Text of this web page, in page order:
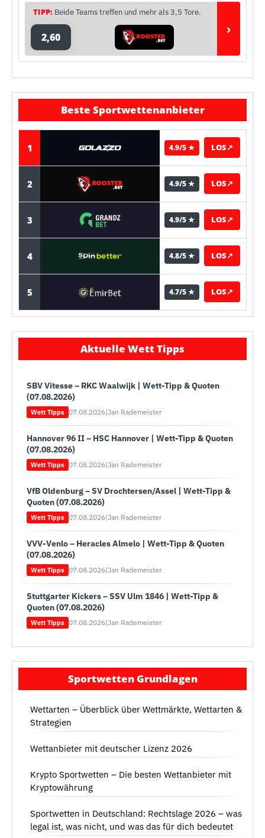
TIPP: Beide Teams treffen und mehr als 3,5 Tore.
2,60 ›
Beste Sportwettenanbieter
1 4.9/5 ★ LOS↗
2 4.9/5 ★ LOS↗
3 4.9/5 ★ LOS↗
4 4.8/5 ★ LOS↗
5 4.7/5 ★ LOS↗
Aktuelle Wett Tipps
SBV Vitesse – RKC Waalwijk | Wett-Tipp & Quoten
(07.08.2026)
Wett Tipps 07.08.2026|Jan Rademeister
Hannover 96 II – HSC Hannover | Wett-Tipp & Quoten
(07.08.2026)
Wett Tipps 07.08.2026|Jan Rademeister
VfB Oldenburg – SV Drochtersen/Assel | Wett-Tipp &
Quoten (07.08.2026)
Wett Tipps 07.08.2026|Jan Rademeister
VVV-Venlo – Heracles Almelo | Wett-Tipp & Quoten
(07.08.2026)
Wett Tipps 07.08.2026|Jan Rademeister
Stuttgarter Kickers – SSV Ulm 1846 | Wett-Tipp &
Quoten (07.08.2026)
Wett Tipps 07.08.2026|Jan Rademeister
Sportwetten Grundlagen
Wettarten – Überblick über Wettmärkte, Wettarten &
Strategien
Wettanbieter mit deutscher Lizenz 2026
Krypto Sportwetten – Die besten Wettanbieter mit
Kryptowährung
Sportwetten in Deutschland: Rechtslage 2026 – was
legal ist, was nicht, und was das für dich bedeutet